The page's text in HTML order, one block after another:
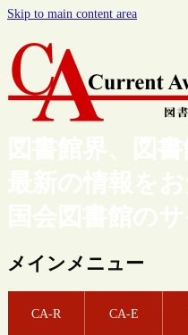
Skip to main content area
図書館界、図
最新の情報を
国会図書館のサ
メインメニュー
CA-R CA-E